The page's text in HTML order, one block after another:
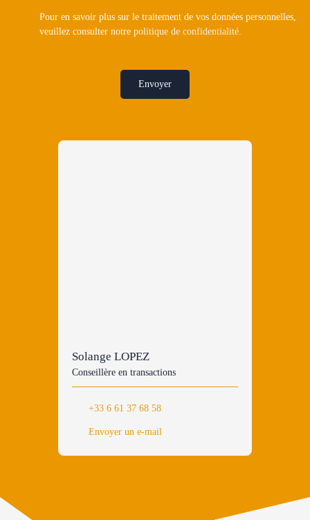
Pour en savoir plus sur le traitement de vos données personnelles,
veuillez consulter notre politique de confidentialité
Envoyer
Solange LOPEZ
Conseillère en transactions
+33 6 61 37 68 58
Envoyer un e-mail